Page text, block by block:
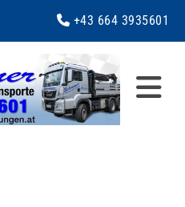
 +43 664 3935601